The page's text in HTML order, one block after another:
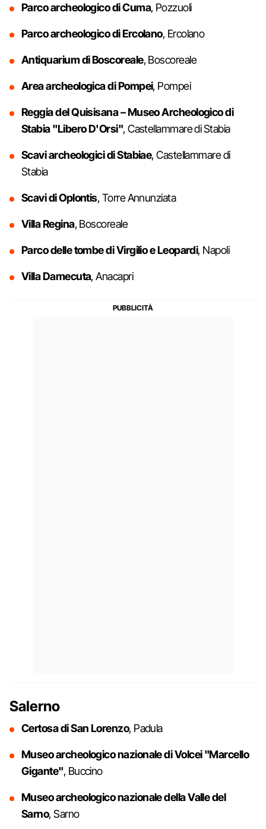
Parco archeologico di Cuma, Pozzuoli
Parco archeologico di Ercolano, Ercolano
Antiquarium di Boscoreale, Boscoreale
Area archeologica di Pompei, Pompei
Reggia del Quisisana – Museo Archeologico di
Stabia "Libero D'Orsi", Castellammare di Stabia
Scavi archeologici di Stabiae, Castellammare di
Stabia
Scavi di Oplontis, Torre Annunziata
Villa Regina, Boscoreale
Parco delle tombe di Virgilio e Leopardi, Napoli
Villa Damecuta, Anacapri
Salerno
Certosa di San Lorenzo, Padula
Museo archeologico nazionale di Volcei "Marcello
Gigante", Buccino
Museo archeologico nazionale della Valle del
Sarno, Sarno